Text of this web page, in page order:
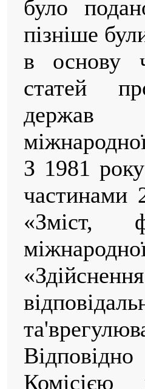
було
пізніше
в основу
статей
держав
З 1981
частинами
«Зміст,